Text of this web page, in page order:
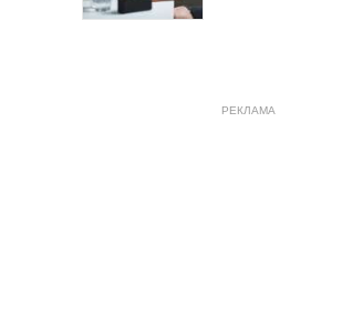
РЕКЛАМА